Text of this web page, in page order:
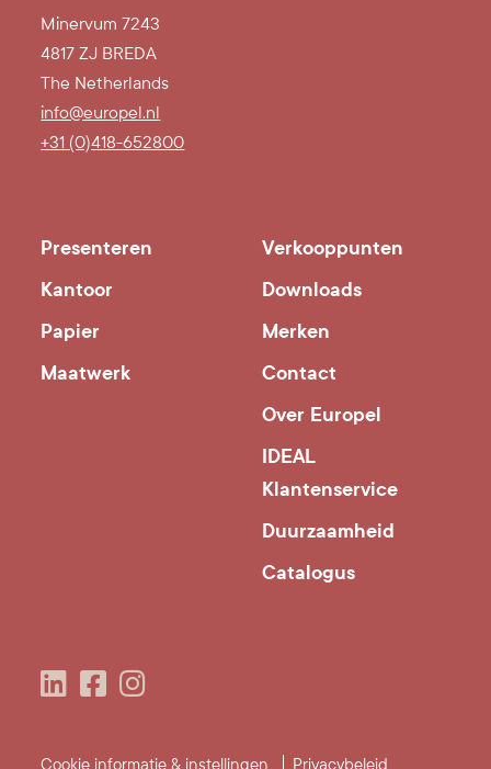
Minervum 7243
4817 ZJ BREDA
The Netherlands
info@europel.nl
+31 (0)418-652800
Presenteren
Kantoor
Papier
Maatwerk
Verkooppunten
Downloads
Merken
Contact
Over Europel
IDEAL
Klantenservice
Duurzaamheid
Catalogus
Cookie informatie & instellingen Privacybeleid